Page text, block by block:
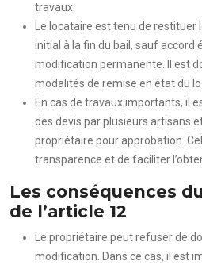
travaux.
Le locataire est tenu de
initial à la fin du bail, sauf accord
modification permanente. Il est
modalités de remise en état du
En cas de travaux importants, il
des devis par plusieurs artisans
propriétaire pour approbation.
transparence et de faciliter
Les conséquences
de l’article 12
Le propriétaire peut refuser de
modification. Dans ce cas, il est